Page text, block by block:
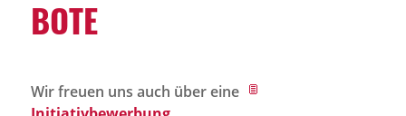
Historie
BOTE
Wir freuen uns auch über eine